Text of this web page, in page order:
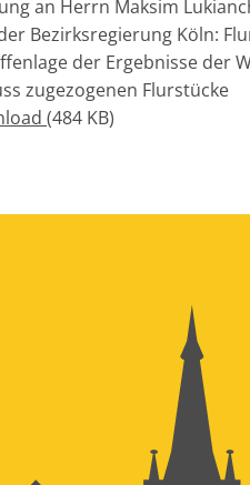
an Herrn Maksim
Bezirksregierung Köln:
der Ergebnisse der
zugezogenen Flurstücke
(484 KB)